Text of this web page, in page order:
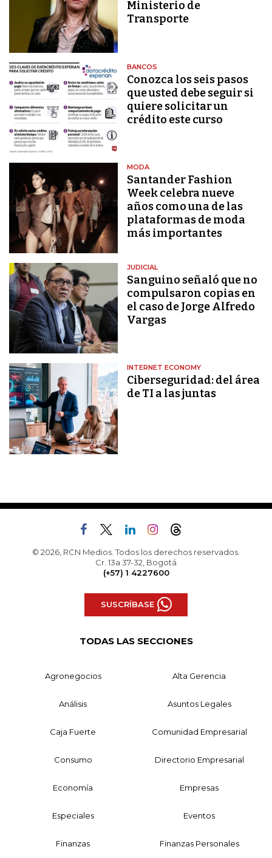
Ministerio de
Transporte
BANCOS
Conozca los seis pasos
que usted debe seguir si
quiere solicitar un
crédito este curso
MODA
Santander Fashion
Week celebra nueve
años como una de las
plataformas de moda
más importantes
JUDICIAL
Sanguino señaló que no
compulsaron copias en
el caso de Jorge Alfredo
Vargas
INTERNET ECONOMY
Ciberseguridad: del área
de TI a las juntas
© 2026, RCN Medios. Todos los derechos reservados.
Cr. 13a 37-32, Bogotá
(+57) 1 4227600
SUSCRÍBASE
TODAS LAS SECCIONES
Agronegocios Alta Gerencia
Análisis Asuntos Legales
Caja Fuerte Comunidad Empresarial
Consumo Directorio Empresarial
Economía Empresas
Especiales Eventos
Finanzas Finanzas Personales